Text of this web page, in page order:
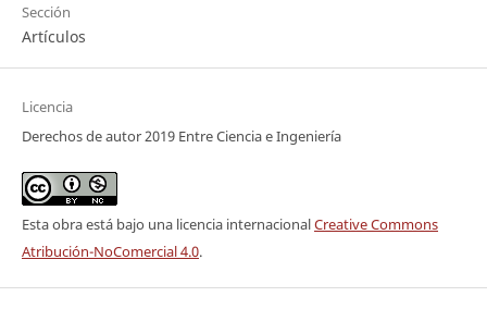
Sección
Artículos
Licencia
Derechos de autor 2019 Entre Ciencia e Ingeniería
Esta obra está bajo una licencia internacionalCreative Commons
Atribución-NoComercial 4.0.